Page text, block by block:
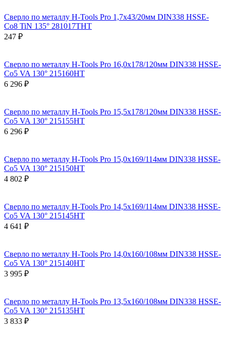
Сверло по металлу H-Tools Pro 1,7x43/20мм DIN338 HSSE-
Co8 TiN 135° 281017THT
247 ₽
Сверло по металлу H-Tools Pro 16,0x178/120мм DIN338 HSSE-
Co5 VA 130° 215160HT
6 296 ₽
Сверло по металлу H-Tools Pro 15,5x178/120мм DIN338 HSSE-
Co5 VA 130° 215155HT
6 296 ₽
Сверло по металлу H-Tools Pro 15,0x169/114мм DIN338 HSSE-
Co5 VA 130° 215150HT
4 802 ₽
Сверло по металлу H-Tools Pro 14,5x169/114мм DIN338 HSSE-
Co5 VA 130° 215145HT
4 641 ₽
Сверло по металлу H-Tools Pro 14,0x160/108мм DIN338 HSSE-
Co5 VA 130° 215140HT
3 995 ₽
Сверло по металлу H-Tools Pro 13,5x160/108мм DIN338 HSSE-
Co5 VA 130° 215135HT
3 833 ₽